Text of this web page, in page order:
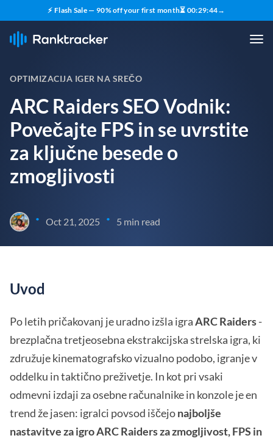
⚡ Flash Sale — 90% off your first month⏳ 00:29:43→
OPTIMIZACIJA IGER NA SREČO
ARC Raiders SEO Vodnik:
Povečajte FPS in se uvrstite
za ključne besede o
zmogljivosti
• Oct 21, 2025 • 5 min read
Uvod
Po letih pričakovanj je uradno izšla igraARC Raiders-
brezplačna tretjeosebna ekstrakcijska strelska igra, ki
združuje kinematografsko vizualno podobo, igranje v
oddelku in taktično preživetje. In kot pri vsaki
odmevni izdaji za osebne računalnike in konzole je en
trend že jasen: igralci povsod iščejonajboljše
nastavitve za igro ARC Raiders za zmogljivost, FPS in